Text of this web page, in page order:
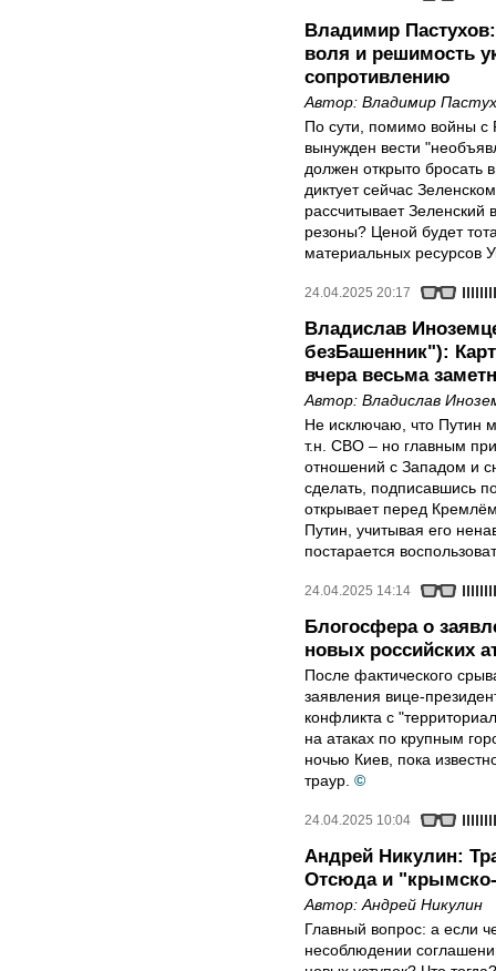
Владимир
воля и решимость
сопротивлению
Автор: Владимир
По сути, помимо войны с
вынужден вести
должен открыто бросать
диктует сейчас
рассчитывает Зеленский
резоны? Ценой будет
материальных ресурсов
24.04.2025 20:17
Владислав
безБашенник"):
вчера весьма
Автор: Владислав
Не исключаю, что Путин
т.н. СВО – но главным
отношений с Западом и
сделать, подписавшись
открывает перед
Путин, учитывая его
постарается
24.04.2025 14:14
Блогосфера о
новых российских
После фактического
заявления вице-
конфликта с
на атаках по крупным
ночью Киев, пока
траур. ©
24.04.2025 10:04
Андрей Никулин:
Отсюда и
Автор: Андрей Никулин
Главный вопрос: а если
несоблюдении